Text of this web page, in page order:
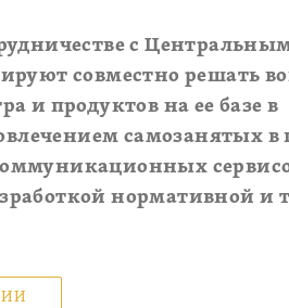
с
совместно решать
и продуктов на ее базе в
самозанятых
нормативной и